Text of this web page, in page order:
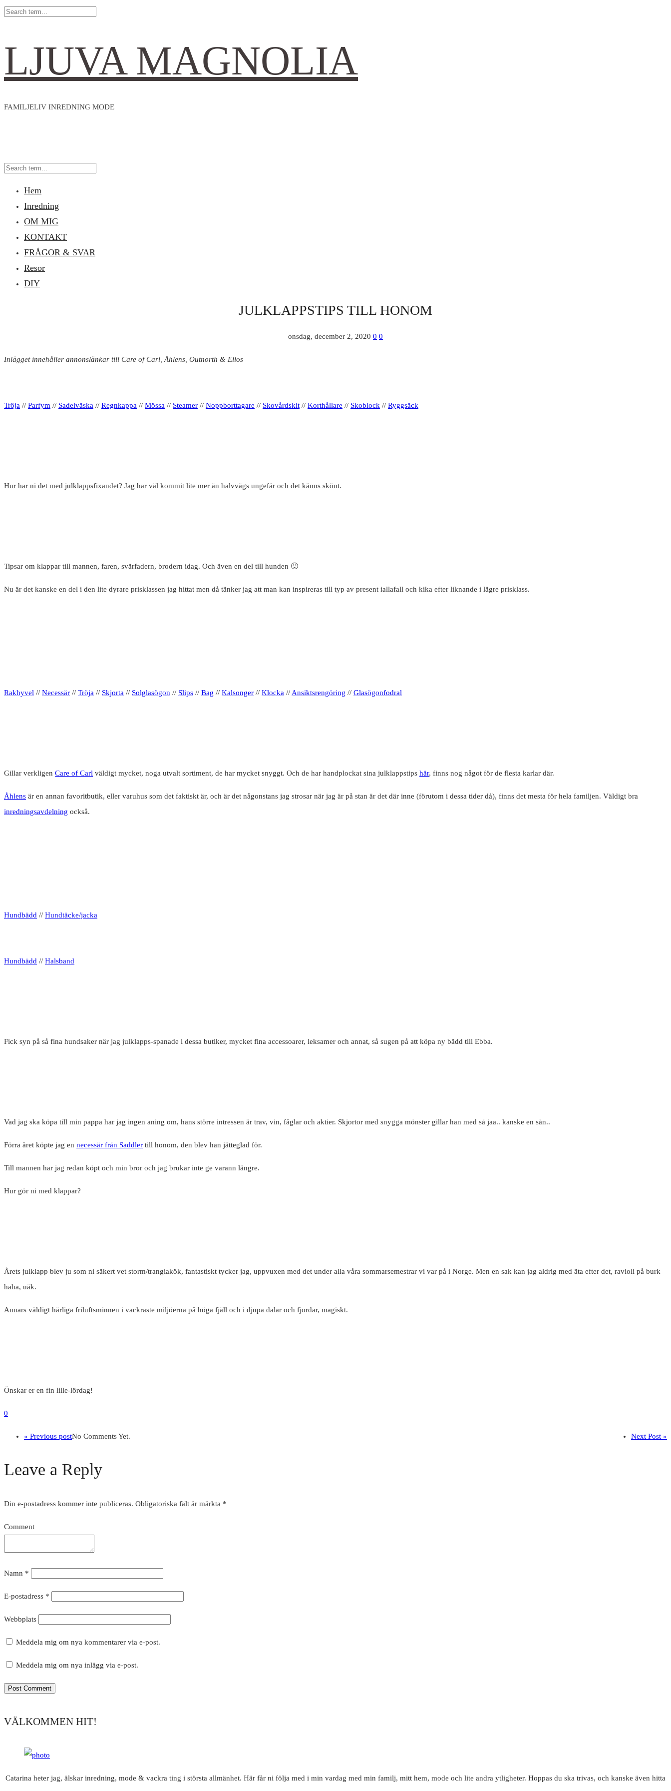
LJUVA MAGNOLIA
FAMILJELIV INREDNING MODE
Hem
Inredning
OM MIG
KONTAKT
FRÅGOR & SVAR
Resor
DIY
JULKLAPPSTIPS TILL HONOM
onsdag, december 2, 2020 0 0
Inlägget innehåller annonslänkar till Care of Carl, Åhlens, Outnorth & Ellos
Tröja // Parfym // Sadelväska // Regnkappa // Mössa // Steamer // Noppborttagare // Skovårdskit // Korthållare // Skoblock // Ryggsäck
Hur har ni det med julklappsfixandet? Jag har väl kommit lite mer än halvvägs ungefär och det känns skönt.
Tipsar om klappar till mannen, faren, svärfadern, brodern idag. Och även en del till hunden 🙂
Nu är det kanske en del i den lite dyrare prisklassen jag hittat men då tänker jag att man kan inspireras till typ av present iallafall och kika efter liknande i lägre prisklass.
Rakhyvel // Necessär // Tröja // Skjorta // Solglasögon // Slips // Bag // Kalsonger // Klocka //Ansiktsrengöring // Glasögonfodral
Gillar verkligen Care of Carl väldigt mycket, noga utvalt sortiment, de har mycket snyggt. Och de har handplockat sina julklappstips här, finns nog något för de flesta karlar där.
Åhlens är en annan favoritbutik, eller varuhus som det faktiskt är, och är det någonstans jag strosar när jag är på stan är det där inne (förutom i dessa tider då), finns det mesta för hela familjen. Väldigt bra
inredningsavdelning också.
Hundbädd // Hundtäcke/jacka
Hundbädd // Halsband
Fick syn på så fina hundsaker när jag julklapps-spanade i dessa butiker, mycket fina accessoarer, leksamer och annat, så sugen på att köpa ny bädd till Ebba.
Vad jag ska köpa till min pappa har jag ingen aning om, hans större intressen är trav, vin, fåglar och aktier. Skjortor med snygga mönster gillar han med så jaa.. kanske en sån..
Förra året köpte jag en necessär från Saddler till honom, den blev han jätteglad för.
Till mannen har jag redan köpt och min bror och jag brukar inte ge varann längre.
Hur gör ni med klappar?
Årets julklapp blev ju som ni säkert vet storm/trangiakök, fantastiskt tycker jag, uppvuxen med det under alla våra sommarsemestrar vi var på i Norge. Men en sak kan jag aldrig med äta efter det, ravioli på burk
haha, uäk.
Annars väldigt härliga friluftsminnen i vackraste miljöerna på höga fjäll och i djupa dalar och fjordar, magiskt.
Önskar er en fin lille-lördag!
0
« Previous post Next Post »
No Comments Yet.
Leave a Reply
Din e-postadress kommer inte publiceras. Obligatoriska fält är märkta *
Comment
Namn *
E-postadress *
Webbplats
Meddela mig om nya kommentarer via e-post.
Meddela mig om nya inlägg via e-post.
VÄLKOMMEN HIT!
Catarina heter jag, älskar inredning, mode & vackra ting i största allmänhet. Här får ni följa med i min vardag med min familj, mitt hem, mode och lite andra ytligheter. Hoppas du ska trivas, och kanske även hitta